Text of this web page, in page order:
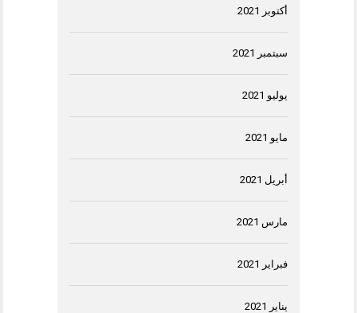
أكتوبر 2021
سبتمبر 2021
يوليو 2021
مايو 2021
أبريل 2021
مارس 2021
فبراير 2021
يناير 2021